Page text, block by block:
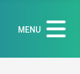
MENU